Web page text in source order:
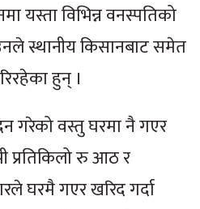
यस्ता विभिन्न वनस्पतिको
स्थानीय किसानबाट समेत
हुन् ।
गरेको वस्तु घरमा नै गएर
प्रतिकिलो रु आठ र
घरमै गएर खरिद गर्दा